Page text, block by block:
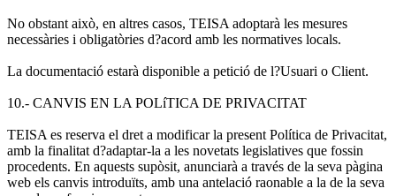
No obstant això, en altres casos, TEISA adoptarà les mesures
necessàries i obligatòries d?acord amb les normatives locals.
La documentació estarà disponible a petició de l?Usuari o Client.
10.- CANVIS EN LA POLíTICA DE PRIVACITAT
TEISA es reserva el dret a modificar la present Política de Privacitat,
amb la finalitat d?adaptar-la a les novetats legislatives que fossin
procedents. En aquests supòsit, anunciarà a través de la seva pàgina
web els canvis introduïts, amb una antelació raonable a la de la seva